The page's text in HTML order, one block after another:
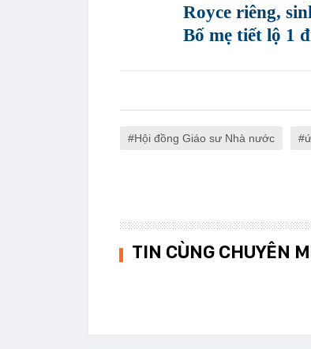
Royce riêng,
Bố mẹ tiết lộ 1
Hội đồng Giáo sư Nhà nước
TIN CÙNG CHUYÊN